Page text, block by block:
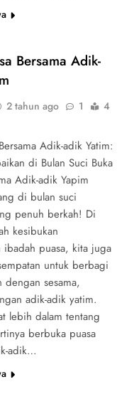
Bersama Adik-
2 tahun ago 1
4
Adik-adik Yatim:
di Bulan Suci Buka
Adik-adik Yapim
di bulan suci
penuh berkah! Di
kesibukan
ibadah puasa, kita juga
untuk berbagi
dengan sesama,
adik-adik yatim.
lebih dalam tentang
berbuka puasa
adik…